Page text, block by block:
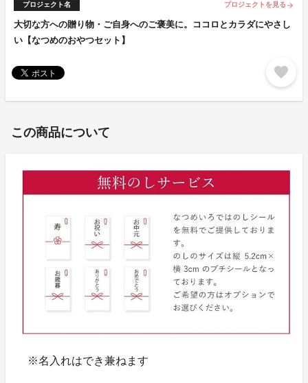
プロジェクト名 プロジェクトを見る arrow_forward
大切な方への贈り物・ご自身へのご褒美に。ココロとカラダにやさし
い【なつめのおやつセット】
favorite
この商品について
※名入れはでき兼ねます